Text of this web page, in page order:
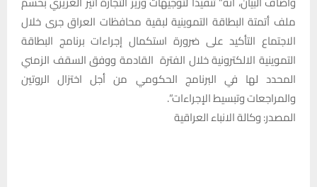
ملف أتمتة البطاقة التموينية لبقية محافظات العراق جرى خلال
الاجتماع التأكيد على ضرورة استكمال إجراءات برنامج البطاقة
التموينية الالكترونية خلال الفترة القادمة ووفق السقف الزمني
المحدد لها في البرنامج الحكومي من أجل اختزال الروتين
والمراجعات وتبسيط الإجراءات”.
المصدر: وكالة الانباء العراقية